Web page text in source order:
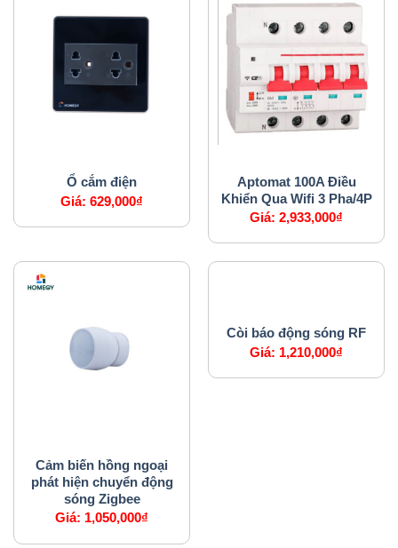
Ổ cắm điện
Giá:629,000₫
Aptomat 100A Điều
Khiển Qua Wifi 3 Pha/4P
Giá:2,933,000₫
Cảm biến hồng ngoại
phát hiện chuyển động
sóng Zigbee
Giá: 1,050,000₫
Còi báo động sóng RF
Giá: 1,210,000₫